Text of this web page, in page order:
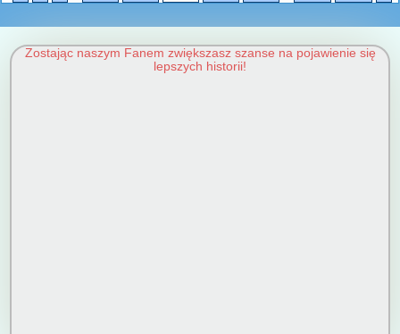
Zostając naszym Fanem zwiększasz szanse na pojawienie się
lepszych historii!